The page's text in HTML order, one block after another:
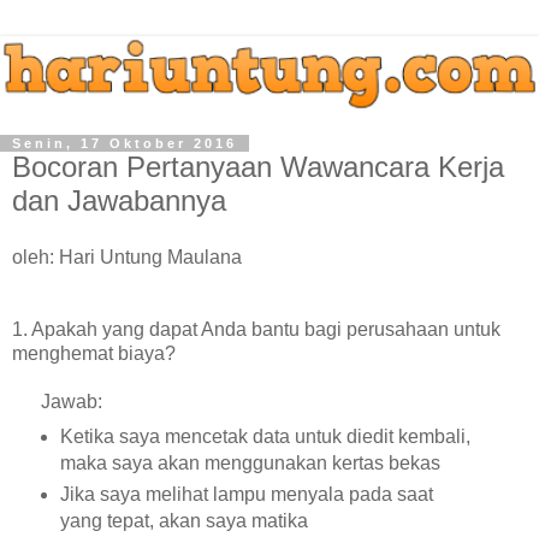
Senin, 17 Oktober 2016
Bocoran Pertanyaan Wawancara Kerja
dan Jawabannya
oleh: Hari Untung Maulana
1. Apakah yang dapat Anda bantu bagi perusahaan untuk
menghemat biaya?
Jawab:
Ketika saya mencetak data untuk diedit kembali,
maka saya akan menggunakan kertas bekas
Jika saya melihat lampu menyala pada saat
yang tepat, akan saya matika